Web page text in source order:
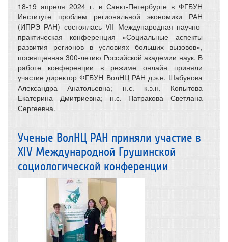
18-19 апреля 2024 г. в Санкт-Петербурге в ФГБУН
Институте проблем региональной экономики РАН
(ИПРЭ РАН) состоялась VII Международная научно-
практическая конференция «Социальные аспекты
развития регионов в условиях больших вызовов»,
посвященная 300-летию Российской академии наук. В
работе конференции в режиме онлайн приняли
участие директор ФГБУН ВолНЦ РАН д.э.н. Шабунова
Александра Анатольевна; н.с. к.э.н. Копытова
Екатерина Дмитриевна; н.с. Патракова Светлана
Сергеевна.
Ученые ВолНЦ РАН приняли участие в
XIV Международной Грушинской
социологической конференции